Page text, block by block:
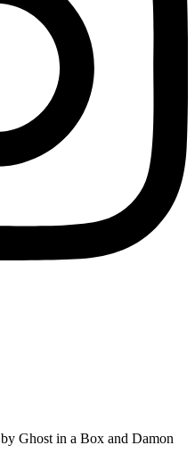
Ghost in a Box and Damon